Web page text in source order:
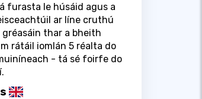
furasta le húsáid agus a
ar líne cruthú
gréasáin thar a bheith
rátáil iomlán 5 réalta do
- tá sé foirfe do